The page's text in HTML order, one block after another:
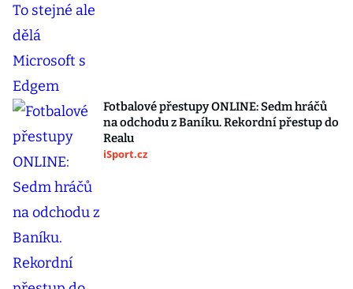
Fotbalové přestupy ONLINE: Sedm hráčů
na odchodu z Baníku. Rekordní přestup do
Realu
iSport.cz